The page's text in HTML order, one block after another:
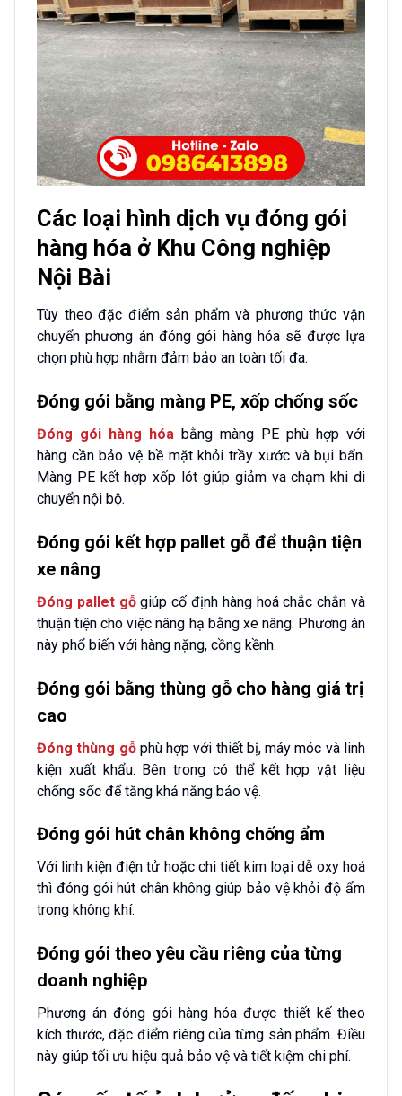
Các loại hình dịch vụ đóng gói
hàng hóa ở Khu Công nghiệp
Nội Bài
Tùy theo đặc điểm sản phẩm và phương thức vận
chuyển phương án đóng gói hàng hóa sẽ được lựa
chọn phù hợp nhằm đảm bảo an toàn tối đa:
Đóng gói bằng màng PE, xốp chống sốc
Đóng gói hàng hóa bằng màng PE phù hợp với
hàng cần bảo vệ bề mặt khỏi trầy xước và bụi bẩn.
Màng PE kết hợp xốp lót giúp giảm va chạm khi di
chuyển nội bộ.
Đóng gói kết hợp pallet gỗ để thuận tiện
xe nâng
Đóng pallet gỗgiúp cố định hàng hoá chắc chắn và
thuận tiện cho việc nâng hạ bằng xe nâng. Phương án
này phổ biến với hàng nặng, cồng kềnh.
Đóng gói bằng thùng gỗ cho hàng giá trị
cao
Đóng thùng gỗphù hợp với thiết bị, máy móc và linh
kiện xuất khẩu. Bên trong có thể kết hợp vật liệu
chống sốc để tăng khả năng bảo vệ.
Đóng gói hút chân không chống ẩm
Với linh kiện điện tử hoặc chi tiết kim loại dễ oxy hoá
thì đóng gói hút chân không giúp bảo vệ khỏi độ ẩm
trong không khí.
Đóng gói theo yêu cầu riêng của từng
doanh nghiệp
Phương án đóng gói hàng hóa được thiết kế theo
kích thước, đặc điểm riêng của từng sản phẩm. Điều
này giúp tối ưu hiệu quả bảo vệ và tiết kiệm chi phí.